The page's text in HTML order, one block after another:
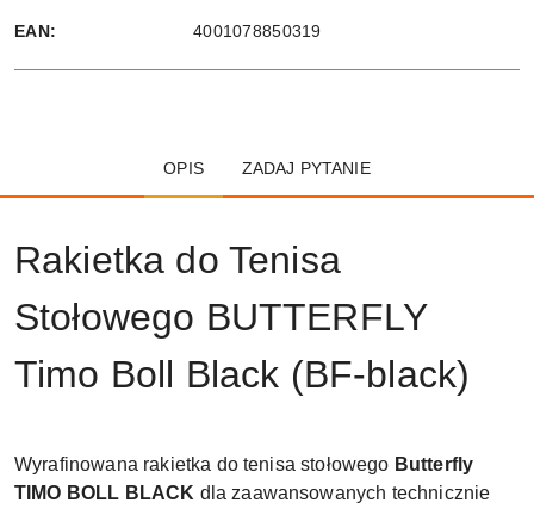
EAN: 4001078850319
OPIS ZADAJ PYTANIE
Rakietka do Tenisa
Stołowego BUTTERFLY
Timo Boll Black (BF-black)
Wyrafinowana rakietka do tenisa stołowego Butterfly
TIMO BOLL BLACK dla zaawansowanych technicznie